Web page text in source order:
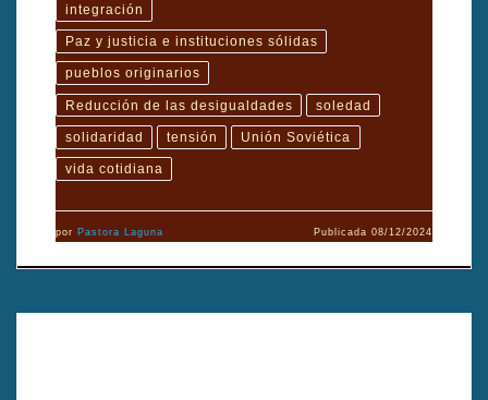
integración
Paz y justicia e instituciones sólidas
pueblos originarios
Reducción de las desigualdades soledad
solidaridad tensión Unión Soviética
vida cotidiana
por Pastora Laguna Publicada08/12/2024